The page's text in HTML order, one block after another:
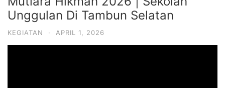
Unggulan Di Tambun Selatan
KEGIATAN · APRIL 1, 2026